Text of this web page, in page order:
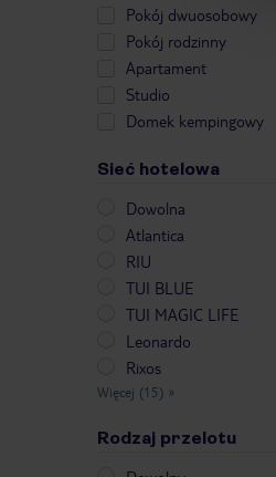
Pokój dwuosobowy
Pokój rodzinny
Apartament
Studio
Domek kempingowy
Sieć hotelowa
Dowolna
Atlantica
RIU
TUI BLUE
TUI MAGIC LIFE
Leonardo
Rixos
Więcej (15) »
Rodzaj przelotu